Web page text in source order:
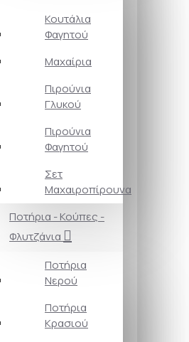
Κουτάλια
Φαγητού
Μαχαίρια
Πιρούνια
Γλυκού
Πιρούνια
Φαγητού
Σετ
Μαχαιροπίρουνα
Ποτήρια - Κούπες -
Φλυτζάνια
Ποτήρια
Νερού
Ποτήρια
Κρασιού